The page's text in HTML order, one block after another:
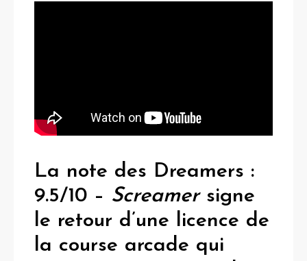
La note des Dreamers :
9.5/10 – Screamer signe
le retour d’une licence de
la course arcade qui